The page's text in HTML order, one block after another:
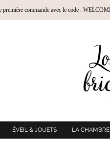
ÉVEIL & JOUETS LA CHAMBRE